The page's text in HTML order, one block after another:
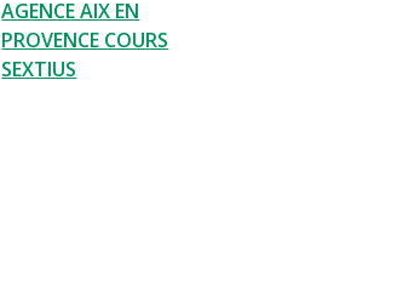
AGENCE AIX EN
PROVENCE COURS
SEXTIUS